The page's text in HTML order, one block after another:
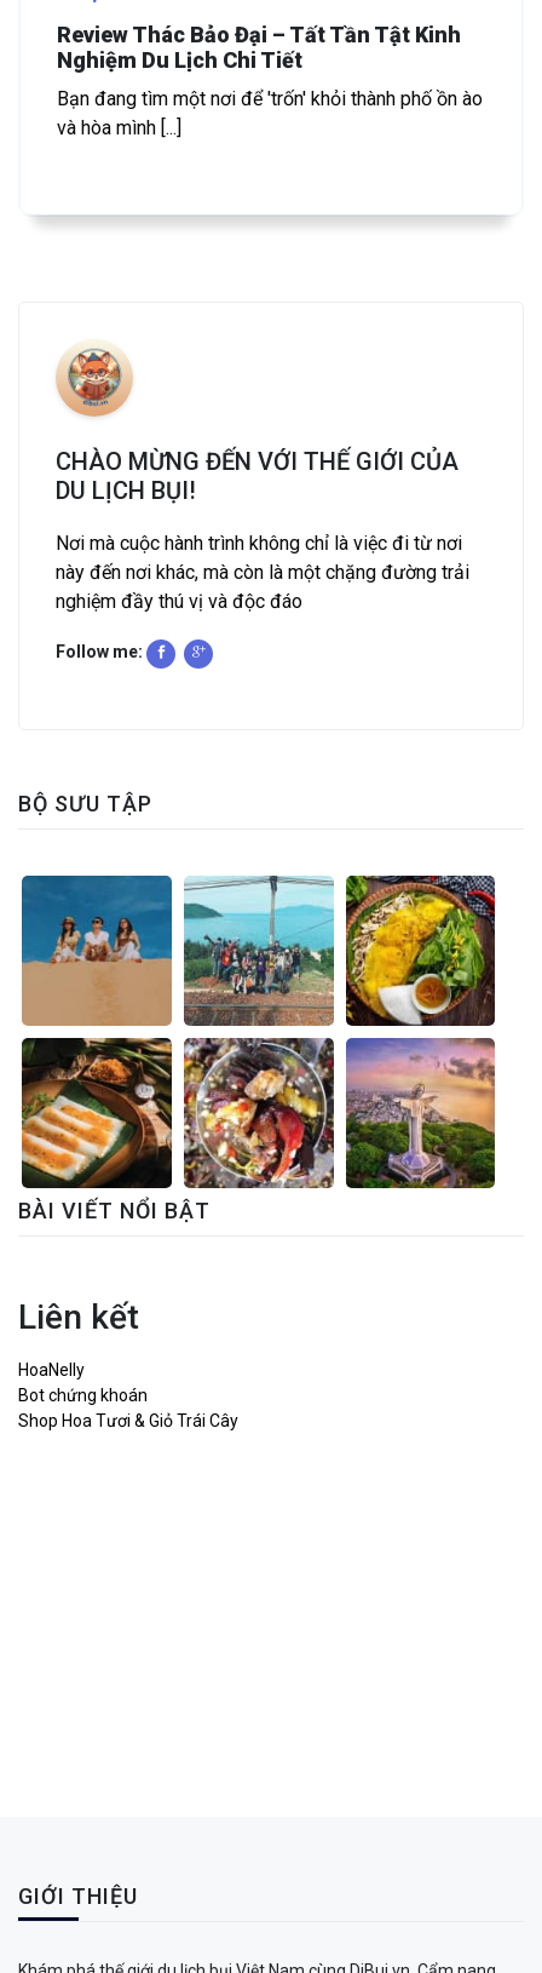
Review Thác Bảo Đại – Tất Tần Tật Kinh
Nghiệm Du Lịch Chi Tiết
Bạn đang tìm một nơi để 'trốn' khỏi thành phố ồn ào
và hòa mình [...]
CHÀO MỪNG ĐẾN VỚI THẾ GIỚI CỦA
DU LỊCH BỤI!
Nơi mà cuộc hành trình không chỉ là việc đi từ nơi
này đến nơi khác, mà còn là một chặng đường trải
nghiệm đầy thú vị và độc đáo
Follow me:
BỘ SƯU TẬP
BÀI VIẾT NỔI BẬT
Liên kết
HoaNelly
Bot chứng khoán
Shop Hoa Tươi & Giỏ Trái Cây
GIỚI THIỆU